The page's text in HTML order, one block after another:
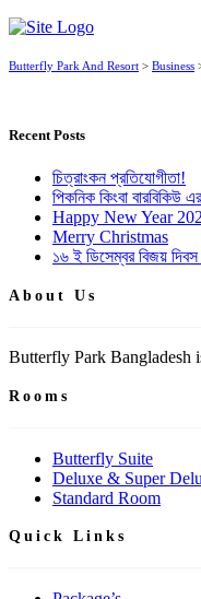
Butterfly Park And Resort > Business
Recent Posts
চিত্রাংকন প্রতিযোগীতা!
পিকনিক কিংবা
Happy New Year
Merry Christmas
১৬ ই ডিসেম্বর বিজয়
About Us
Butterfly Park Bangladesh
Rooms
Butterfly Suite
Deluxe & Super
Standard Room
Quick Links